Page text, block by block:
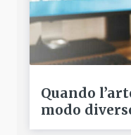
Quando
modo